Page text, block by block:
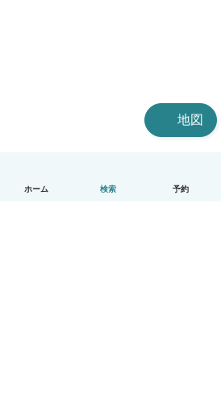
ホーム 検索 予約
地図